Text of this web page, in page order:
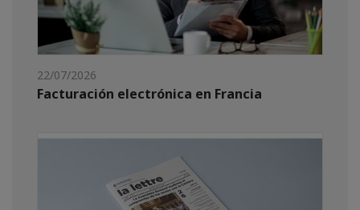
22/07/2026
Facturación electrónica en Francia